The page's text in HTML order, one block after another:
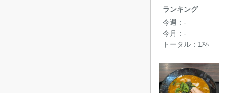
ランキング
今週： -
今月： -
トータル： 1杯